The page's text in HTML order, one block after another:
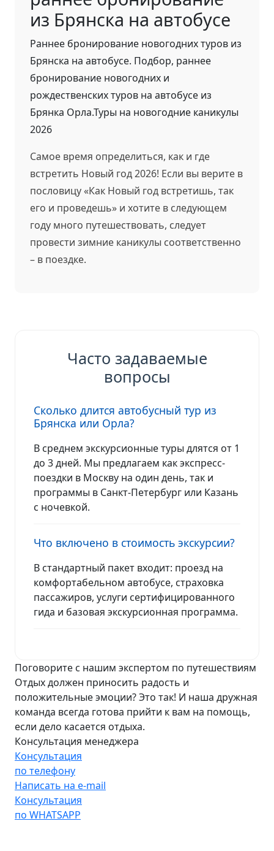
из Брянска на автобусе
Раннее бронирование новогодних туров из
Брянска на автобусе. Подбор, раннее
бронирование новогодних и
рождественских туров на автобусе из
Брянка Орла.Туры на новогодние каникулы
2026
Самое время определиться, как и где
встретить Новый год 2026! Если вы верите в
пословицу «Как Новый год встретишь, так
его и проведешь» и хотите в следующем
году много путешествовать, следует
провести зимние каникулы соответственно
– в поездке.
Часто задаваемые
вопросы
Сколько длится автобусный тур из
Брянска или Орла?
В среднем экскурсионные туры длятся от 1
до 3 дней. Мы предлагаем как экспресс-
поездки в Москву на один день, так и
программы в Санкт-Петербург или Казань
с ночевкой.
Что включено в стоимость экскурсии?
В стандартный пакет входит: проезд на
комфортабельном автобусе, страховка
пассажиров, услуги сертифицированного
гида и базовая экскурсионная программа.
Поговорите с нашим экспертом по путешествиям
Отдых должен приносить радость и
положительные эмоции? Это так! И наша дружная
команда всегда готова прийти к вам на помощь,
если дело касается отдыха.
Консультация менеджера
Консультация
по телефону
Написать на e-mail
Консультация
по WHATSAPP